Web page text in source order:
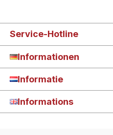
Service-Hotline
Informationen
Informatie
Informations